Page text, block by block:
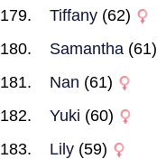
Tiffany (62)
Samantha (61)
Nan (61)
Yuki (60)
Lily (59)